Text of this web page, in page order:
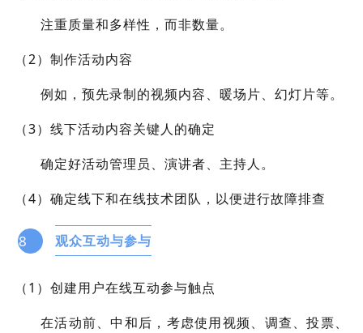
注重质量和多样性，而非数量。
（2）制作活动内容
例如，预先录制的视频内容、暖场片、幻灯片等。
（3）线下活动内容关键人的确定
确定好活动管理员、演讲者、主持人。
（4）确定线下和在线技术团队，以便进行故障排查
8 观众互动与参与
（1）创建用户在线互动参与触点
在活动前、中和后，考虑使用视频、调查、投票、